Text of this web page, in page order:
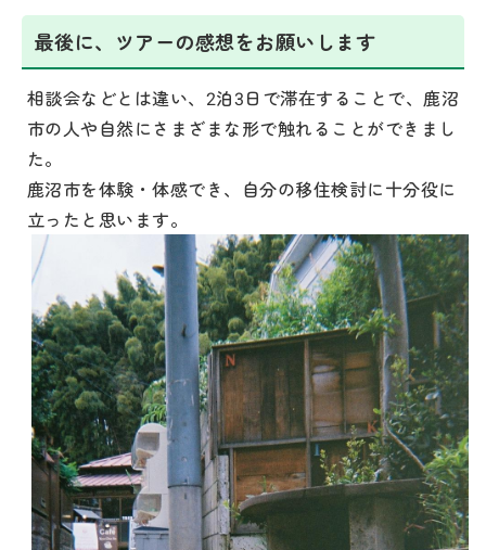
最後に、ツアーの感想をお願いします
相談会などとは違い、2泊3日で滞在することで、鹿沼
市の人や自然にさまざまな形で触れることができまし
た。
鹿沼市を体験・体感でき、自分の移住検討に十分役に
立ったと思います。